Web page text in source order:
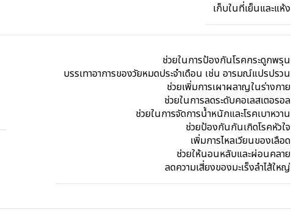
เก็บในที่เย็นและแห้ง
ช่วยในการป้องกันโรคกระดูกพรุน
บรรเทาอาการของวัยหมดประจำเดือน เช่น อารมณ์แปรปรวน
ช่วยเพิ่มการเผาผลาญในร่างกาย
ช่วยในการลดระดับคอเลสเตอรอล
ช่วยในการจัดการน้ำหนักและโรคเบาหวาน
ช่วยป้องกันกันเกิดโรคหัวใจ
เพิ่มการไหลเวียนของเลือด
ช่วยให้นอนหลับและผ่อนคลาย
ลดความเสี่ยงของมะเร็งลำไส้ใหญ่